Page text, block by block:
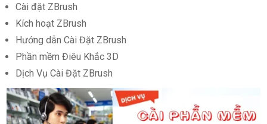
Cài đặt ZBrush
Kích hoạt ZBrush
Hướng dẫn Cài Đặt ZBrush
Phần mềm Điêu Khắc 3D
Dịch Vụ Cài Đặt ZBrush